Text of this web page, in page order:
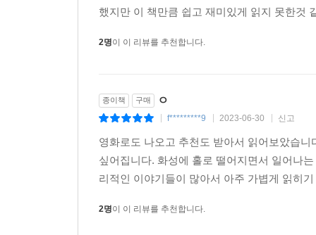
했지만 이 책만큼 쉽고 재미있게 읽지 못한것
2명이 이 리뷰를 추천합니다.
종이책 구매 ㅇ
f*********9 2023-06-30 신고
영화로도 나오고 추천도 받아서 읽어보았습
싶어집니다. 화성에 홀로 떨어지면서 일어나
리적인 이야기들이 많아서 아주 가볍게 읽히
2명이 이 리뷰를 추천합니다.